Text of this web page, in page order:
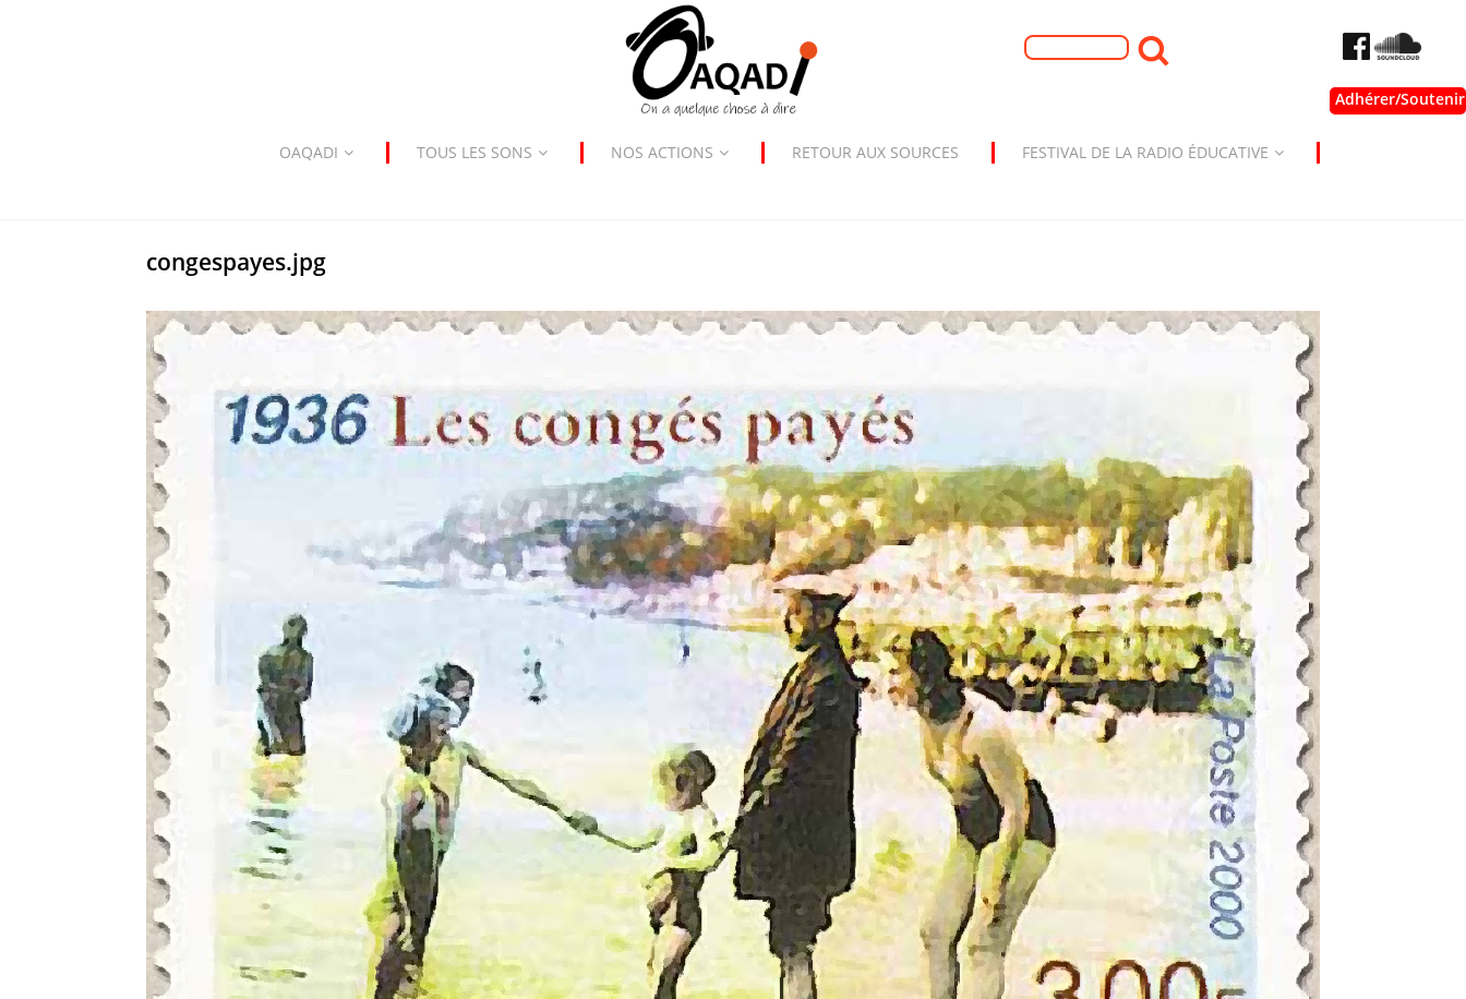
OAQADI TOUS LES SONS NOS ACTIONS RETOUR AUX SOURCES FESTIVAL DE LA RADIO ÉDUCATIVE
Adhérer/Soutenir
Formulaire de
recherche
Rechercher
congespayes.jpg